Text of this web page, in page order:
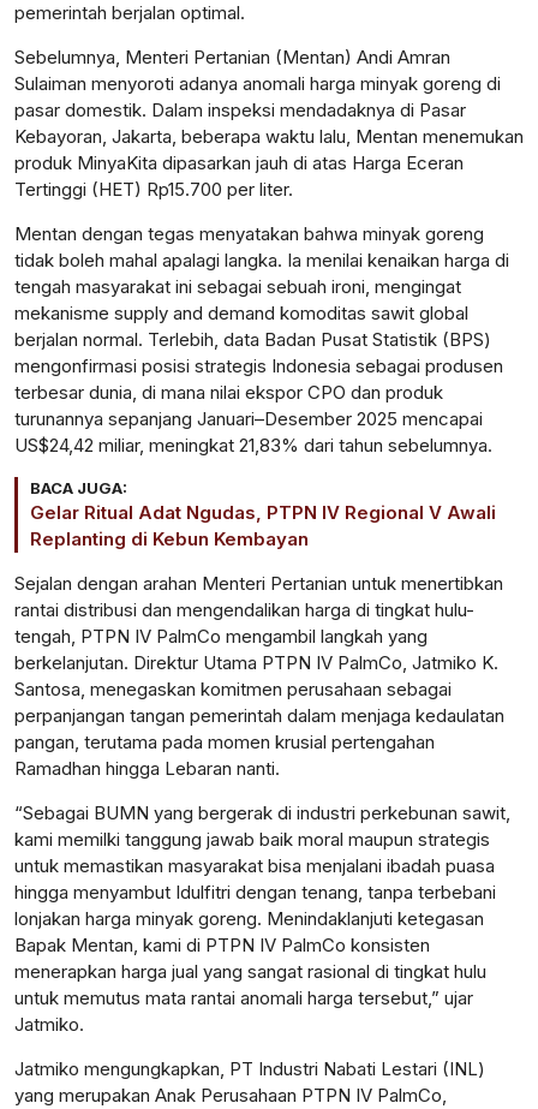
pemerintah berjalan optimal.
Sebelumnya, Menteri Pertanian (Mentan) Andi Amran
Sulaiman menyoroti adanya anomali harga minyak goreng di
pasar domestik. Dalam inspeksi mendadaknya di Pasar
Kebayoran, Jakarta, beberapa waktu lalu, Mentan menemukan
produk MinyaKita dipasarkan jauh di atas Harga Eceran
Tertinggi (HET) Rp15.700 per liter.
Mentan dengan tegas menyatakan bahwa minyak goreng
tidak boleh mahal apalagi langka. Ia menilai kenaikan harga di
tengah masyarakat ini sebagai sebuah ironi, mengingat
mekanisme supply and demand komoditas sawit global
berjalan normal. Terlebih, data Badan Pusat Statistik (BPS)
mengonfirmasi posisi strategis Indonesia sebagai produsen
terbesar dunia, di mana nilai ekspor CPO dan produk
turunannya sepanjang Januari–Desember 2025 mencapai
US$24,42 miliar, meningkat 21,83% dari tahun sebelumnya.
BACA JUGA:
Gelar Ritual Adat Ngudas, PTPN IV Regional V Awali
Replanting di Kebun Kembayan
Sejalan dengan arahan Menteri Pertanian untuk menertibkan
rantai distribusi dan mengendalikan harga di tingkat hulu-
tengah, PTPN IV PalmCo mengambil langkah yang
berkelanjutan. Direktur Utama PTPN IV PalmCo, Jatmiko K.
Santosa, menegaskan komitmen perusahaan sebagai
perpanjangan tangan pemerintah dalam menjaga kedaulatan
pangan, terutama pada momen krusial pertengahan
Ramadhan hingga Lebaran nanti.
“Sebagai BUMN yang bergerak di industri perkebunan sawit,
kami memilki tanggung jawab baik moral maupun strategis
untuk memastikan masyarakat bisa menjalani ibadah puasa
hingga menyambut Idulfitri dengan tenang, tanpa terbebani
lonjakan harga minyak goreng. Menindaklanjuti ketegasan
Bapak Mentan, kami di PTPN IV PalmCo konsisten
menerapkan harga jual yang sangat rasional di tingkat hulu
untuk memutus mata rantai anomali harga tersebut,” ujar
Jatmiko.
Jatmiko mengungkapkan, PT Industri Nabati Lestari (INL)
yang merupakan Anak Perusahaan PTPN IV PalmCo,